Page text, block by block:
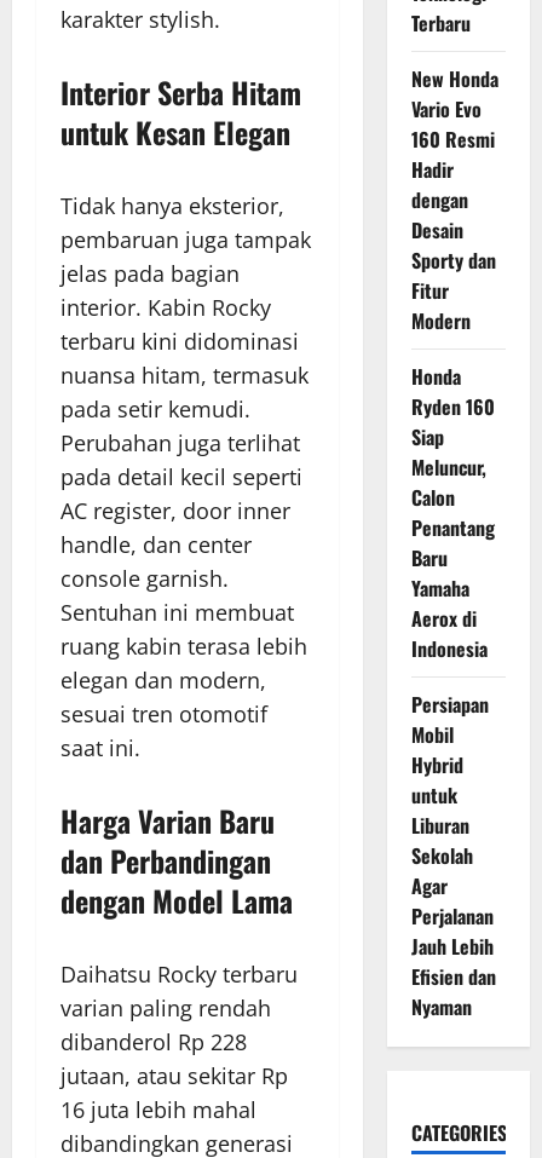
karakter stylish.
Interior Serba Hitam
untuk Kesan Elegan
Tidak hanya eksterior,
pembaruan juga tampak
jelas pada bagian
interior. Kabin Rocky
terbaru kini didominasi
nuansa hitam, termasuk
pada setir kemudi.
Perubahan juga terlihat
pada detail kecil seperti
AC register, door inner
handle, dan center
console garnish.
Sentuhan ini membuat
ruang kabin terasa lebih
elegan dan modern,
sesuai tren otomotif
saat ini.
Harga Varian Baru
dan Perbandingan
dengan Model Lama
Daihatsu Rocky terbaru
varian paling rendah
dibanderol Rp 228
jutaan, atau sekitar Rp
16 juta lebih mahal
dibandingkan generasi
Terbaru
New Honda
Vario Evo
160 Resmi
Hadir
dengan
Desain
Sporty dan
Fitur
Modern
Honda
Ryden 160
Siap
Meluncur,
Calon
Penantang
Baru
Yamaha
Aerox di
Indonesia
Persiapan
Mobil
Hybrid
untuk
Liburan
Sekolah
Agar
Perjalanan
Jauh Lebih
Efisien dan
Nyaman
CATEGORIES